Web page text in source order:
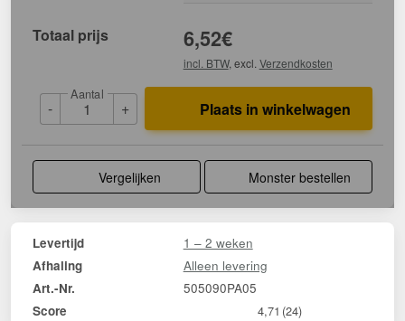
Totaal prijs 6,52€
incl. BTW, excl. Verzendkosten
-
Aantal
+ Plaats in winkelwagen
Vergelijken Monster bestellen
Levertijd 1 – 2 weken
Afhaling Alleen levering
Art.-Nr. 505090PA05
Score 4,71 (24)